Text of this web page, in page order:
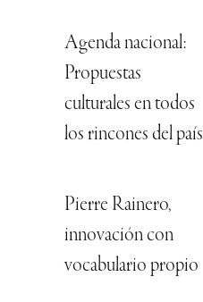
Agenda nacional:
Propuestas
culturales en todos
los rincones del país
Pierre Rainero,
innovación con
vocabulario propio